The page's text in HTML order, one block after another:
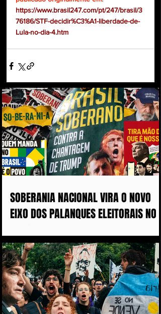
https://www.brasil247.com/pt/247/brasil/3
76186/STF-decidir%C3%A1-liberdade-de-
Lula-no-dia-4.htm
SOBERANIA NACIONAL VIRA O NOVO
EIXO DOS PALANQUES ELEITORAIS NO